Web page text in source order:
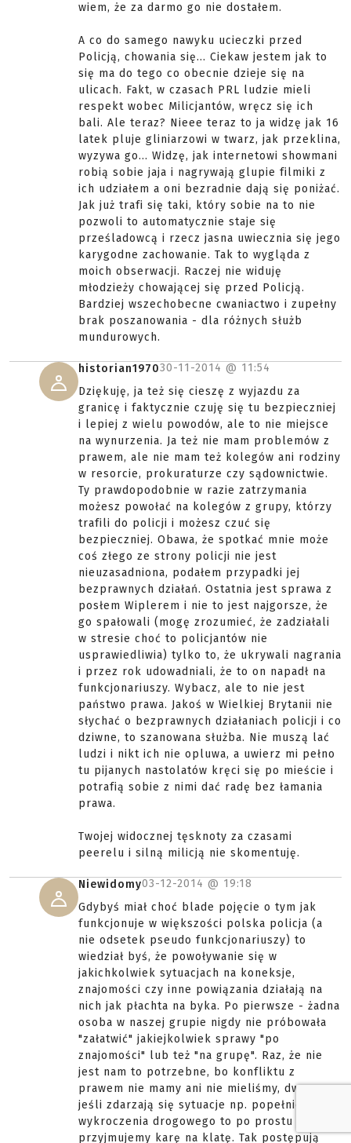
wiem, że za darmo go nie dostałem.
A co do samego nawyku ucieczki przed
Policją, chowania się... Ciekaw jestem jak to
się ma do tego co obecnie dzieje się na
ulicach. Fakt, w czasach PRL ludzie mieli
respekt wobec Milicjantów, wręcz się ich
bali. Ale teraz? Nieee teraz to ja widzę jak 16
latek pluje gliniarzowi w twarz, jak przeklina,
wyzywa go... Widzę, jak internetowi showmani
robią sobie jaja i nagrywają glupie filmiki z
ich udziałem a oni bezradnie dają się poniżać.
Jak już trafi się taki, który sobie na to nie
pozwoli to automatycznie staje się
prześladowcą i rzecz jasna uwiecznia się jego
karygodne zachowanie. Tak to wygląda z
moich obserwacji. Raczej nie widuję
młodzieży chowającej się przed Policją.
Bardziej wszechobecne cwaniactwo i zupełny
brak poszanowania - dla różnych służb
mundurowych.
historian197030-11-2014 @ 11:54
Dziękuję, ja też się cieszę z wyjazdu za
granicę i faktycznie czuję się tu bezpieczniej
i lepiej z wielu powodów, ale to nie miejsce
na wynurzenia. Ja też nie mam problemów z
prawem, ale nie mam też kolegów ani rodziny
w resorcie, prokuraturze czy sądownictwie.
Ty prawdopodobnie w razie zatrzymania
możesz powołać na kolegów z grupy, którzy
trafili do policji i możesz czuć się
bezpieczniej. Obawa, że spotkać mnie może
coś złego ze strony policji nie jest
nieuzasadniona, podałem przypadki jej
bezprawnych działań. Ostatnia jest sprawa z
posłem Wiplerem i nie to jest najgorsze, że
go spałowali (mogę zrozumieć, że zadziałali
w stresie choć to policjantów nie
usprawiedliwia) tylko to, że ukrywali nagrania
i przez rok udowadniali, że to on napadł na
funkcjonariuszy. Wybacz, ale to nie jest
państwo prawa. Jakoś w Wielkiej Brytanii nie
słychać o bezprawnych działaniach policji i co
dziwne, to szanowana służba. Nie muszą lać
ludzi i nikt ich nie opluwa, a uwierz mi pełno
tu pijanych nastolatów kręci się po mieście i
potrafią sobie z nimi dać radę bez łamania
prawa.
Twojej widocznej tęsknoty za czasami
peerelu i silną milicją nie skomentuję.
Niewidomy03-12-2014 @ 19:18
Gdybyś miał choć blade pojęcie o tym jak
funkcjonuje w większości polska policja (a
nie odsetek pseudo funkcjonariuszy) to
wiedział byś, że powoływanie się w
jakichkolwiek sytuacjach na koneksje,
znajomości czy inne powiązania działają na
nich jak płachta na byka. Po pierwsze - żadna
osoba w naszej grupie nigdy nie próbowała
"załatwić" jakiejkolwiek sprawy "po
znajomości" lub też "na grupę". Raz, że nie
jest nam to potrzebne, bo konfliktu z
prawem nie mamy ani nie mieliśmy, dwa -
jeśli zdarzają się sytuacje np. popełnienia
wykroczenia drogowego to po prostu
przyjmujemy karę na klatę. Tak postępują